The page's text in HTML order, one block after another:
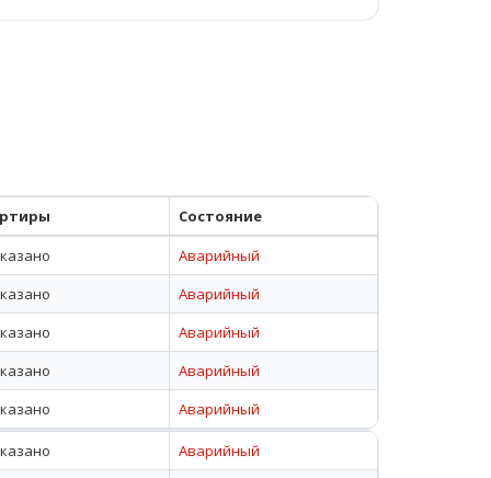
Состояние
Аварийный
Аварийный
Аварийный
Аварийный
Аварийный
Аварийный